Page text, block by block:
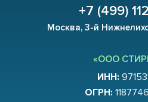
+7 (499)
Москва, 3-й
«ООО
ИНН:
ОГРН: